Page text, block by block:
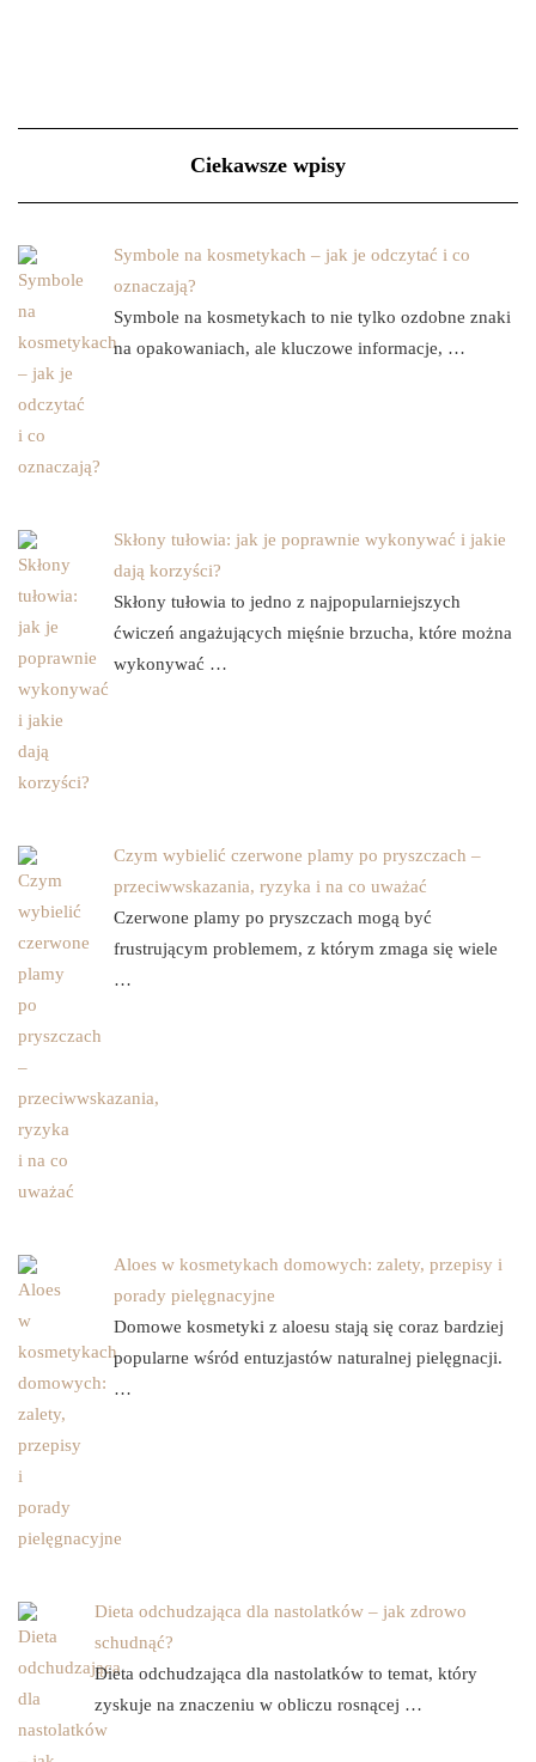
Ciekawsze wpisy
Symbole na kosmetykach – jak je odczytać i co
oznaczają?
Symbole na kosmetykach to nie tylko ozdobne znaki
na opakowaniach, ale kluczowe informacje, …
Skłony tułowia: jak je poprawnie wykonywać i jakie
dają korzyści?
Skłony tułowia to jedno z najpopularniejszych
ćwiczeń angażujących mięśnie brzucha, które można
wykonywać …
Czym wybielić czerwone plamy po pryszczach –
przeciwwskazania, ryzyka i na co uważać
Czerwone plamy po pryszczach mogą być
frustrującym problemem, z którym zmaga się wiele
…
Aloes w kosmetykach domowych: zalety, przepisy i
porady pielęgnacyjne
Domowe kosmetyki z aloesu stają się coraz bardziej
popularne wśród entuzjastów naturalnej pielęgnacji.
…
Dieta odchudzająca dla nastolatków – jak zdrowo
schudnąć?
Dieta odchudzająca dla nastolatków to temat, który
zyskuje na znaczeniu w obliczu rosnącej …